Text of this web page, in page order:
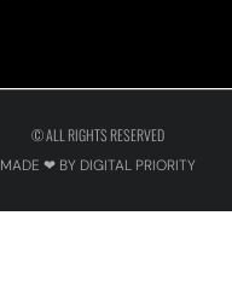
© ALL RIGHTS RESERVED
MADE ❤ BY DIGITAL PRIORITY